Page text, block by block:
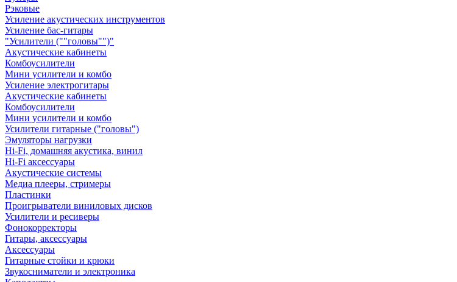
Рэковые
Усиление акустических инструментов
Усиление бас-гитары
"Усилители (""головы"")"
Акустические кабинеты
Комбоусилители
Мини усилители и комбо
Усиление электрогитары
Акустические кабинеты
Комбоусилители
Мини усилители и комбо
Усилители гитарные ("головы")
Эмуляторы нагрузки
Hi-Fi, домашняя акустика, винил
Hi-Fi аксессуары
Акустические системы
Медиа плееры, стримеры
Пластинки
Проигрыватели виниловых дисков
Усилители и ресиверы
Фонокорректоры
Гитары, аксессуары
Аксессуары
Гитарные стойки и крюки
Звукосниматели и электроника